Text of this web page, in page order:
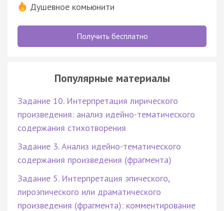
Душевное комьюнити
Получить бесплатно
Популярные материалы
Задание 10. Интерпретация лирического
произведения: анализ идейно-тематического
содержания стихотворения
Задание 3. Анализ идейно-тематического
содержания произведения (фрагмента)
Задание 5. Интерпретация эпического,
лироэпического или драматического
произведения (фрагмента): комментирование